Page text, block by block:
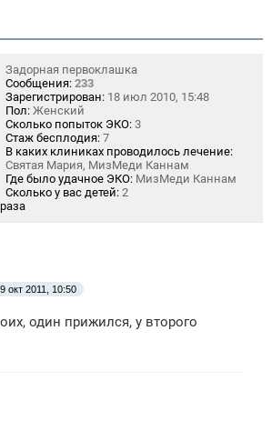
Задорная первоклашка
Сообщения: 233
Зарегистрирован: 18 июл 2010, 15:48
Пол: Женский
Сколько попыток ЭКО: 3
Стаж бесплодия: 7
В каких клиниках проводилось лечение:
Святая Мария, МизМеди Каннам
Где было удачное ЭКО: МизМеди Каннам
Сколько у вас детей: 2
окт 2011, 10:50
один прижился, у второго